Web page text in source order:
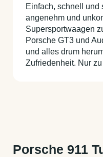
Einfach, schnell und
angenehm und
Supersportwaagen
Porsche GT3 und
und alles drum
Zufriedenheit. Nur
Porsche 911